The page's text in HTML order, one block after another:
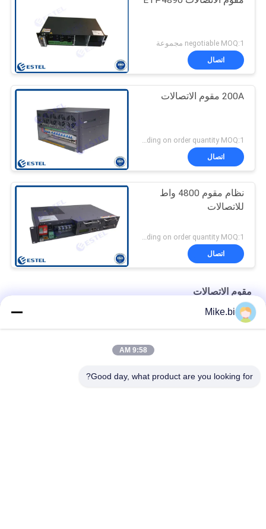
negotiable MOQ:1 مجموعة
اتصال
200A مقوم الاتصالات
Depending on order quantity MOQ:1 مجموعة
اتصال
نظام مقوم 4800 واط
للاتصالات
اتصال
مقوم الاتصالات
مقوم اتصالات 19 بوصة 220VAC مع وحدة مراقبة
Mike.bi
9:58 AM
Good day, what product are you looking for?